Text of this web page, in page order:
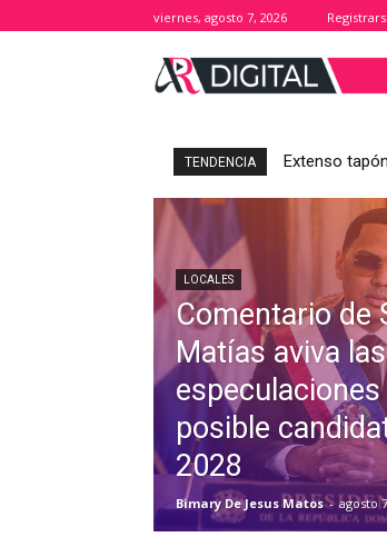
viernes, agosto 7, 2026
TENDENCIA Extenso
LOCALES
Comentario de
Matías aviva las
posible
2028
Bimary De Jesus Matos - agosto